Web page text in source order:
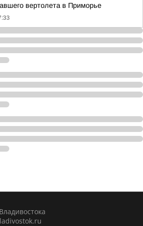
вертолета в Приморье